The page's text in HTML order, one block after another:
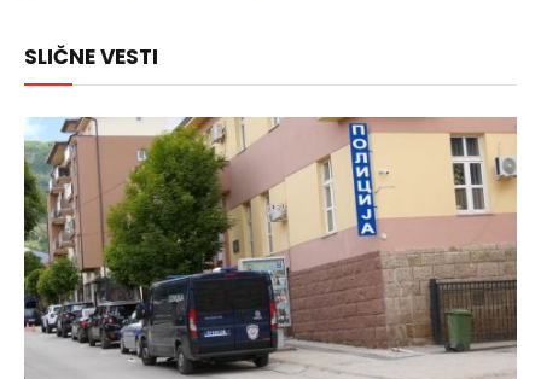
SLIČNE VESTI